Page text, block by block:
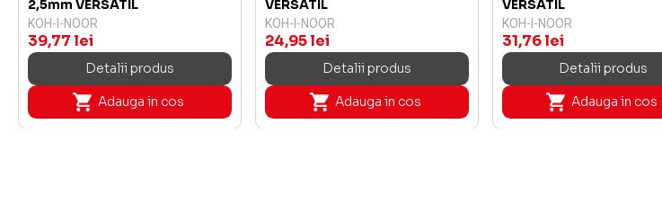
2,5mm VERSATIL
KOH-I-NOOR
39,77 lei
Detalii produs
Adauga in cos
VERSATIL
KOH-I-NOOR
24,95 lei
Detalii produs
Adauga in cos
VERSATIL
KOH-I-NOOR
31,76 lei
Detalii produs
Adauga in cos